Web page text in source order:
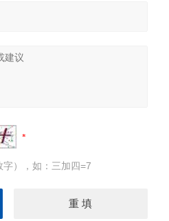
），如：三加四=7